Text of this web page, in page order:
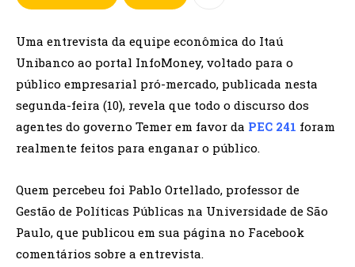
Uma entrevista da equipe econômica do Itaú
Unibanco ao portal InfoMoney, voltado para o
público empresarial pró-mercado, publicada nesta
segunda-feira (10), revela que todo o discurso dos
agentes do governo Temer em favor da PEC 241 foram
realmente feitos para enganar o público.
Quem percebeu foi Pablo Ortellado, professor de
Gestão de Políticas Públicas na Universidade de São
Paulo, que publicou em sua página no Facebook
comentários sobre a entrevista.